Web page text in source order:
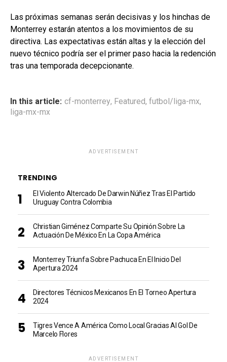
Las próximas semanas serán decisivas y los hinchas de
Monterrey estarán atentos a los movimientos de su
directiva. Las expectativas están altas y la elección del
nuevo técnico podría ser el primer paso hacia la redención
tras una temporada decepcionante.
In this article: cf-monterrey, Featured, futbol/liga-mx,
liga-mx-mx
ADVERTISEMENT
TRENDING
El Violento Altercado De Darwin Núñez Tras El Partido
Uruguay Contra Colombia
Christian Giménez Comparte Su Opinión Sobre La
Actuación De México En La Copa América
Monterrey Triunfa Sobre Pachuca En El Inicio Del
Apertura 2024
Directores Técnicos Mexicanos En El Torneo Apertura
2024
Tigres Vence A América Como Local Gracias Al Gol De
Marcelo Flores
ADVERTISEMENT